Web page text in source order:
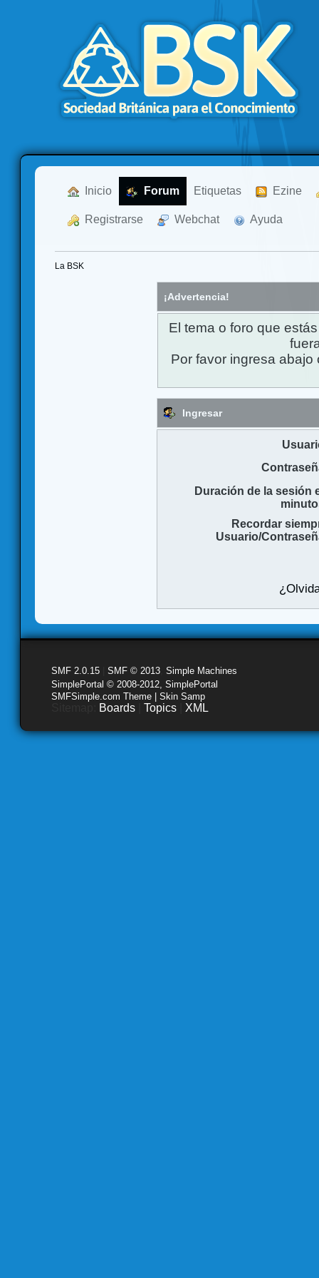
Inicio Forum Etiquetas Ezine
Registrarse Webchat Ayuda
La BSK
¡Advertencia!
El tema o foro que
Por favor ingresa
Ingresar
Duración de la sesión
Recordar
Usuario/
SMF 2.0.15 SMF © 2013 Simple Machines
SimplePortal © 2008-2012, SimplePortal
SMFSimple.com Theme | Skin Samp
Boards Topics XML